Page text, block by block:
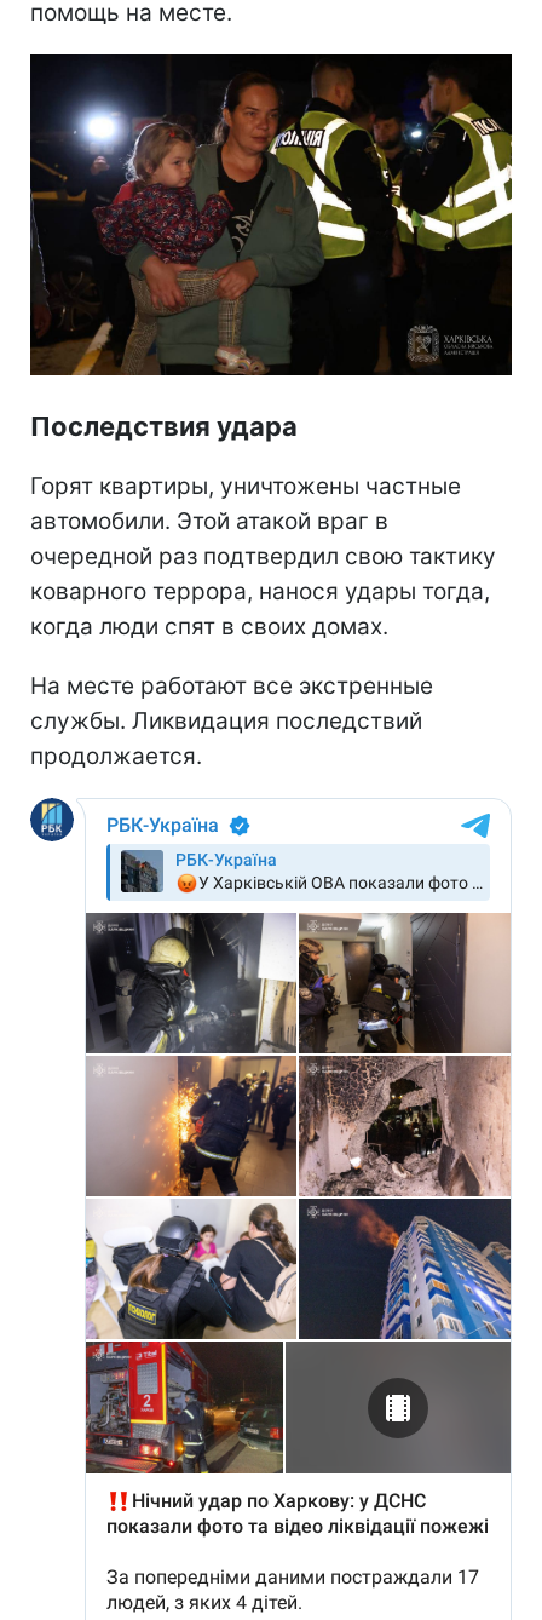
помощь на месте.
Последствия удара
Горят квартиры, уничтожены частные
автомобили. Этой атакой враг в
очередной раз подтвердил свою тактику
коварного террора, нанося удары тогда,
когда люди спят в своих домах.
На месте работают все экстренные
службы. Ликвидация последствий
продолжается.